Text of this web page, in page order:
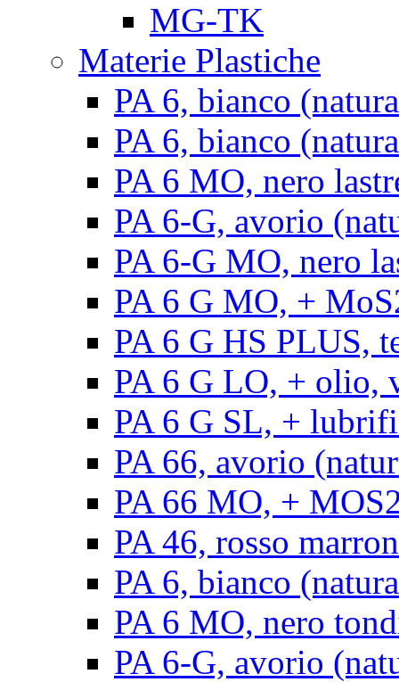
MG-TK
Materie Plastiche
PA 6, bianco
PA 6, bianco
PA 6 MO, nero
PA 6-G, avorio
PA 6-G MO, nero
PA 6 G MO, +
PA 6 G HS PLUS,
PA 6 G LO, + olio,
PA 6 G SL, +
PA 66, avorio
PA 66 MO, +
PA 46, rosso
PA 6, bianco
PA 6 MO, nero
PA 6-G, avorio